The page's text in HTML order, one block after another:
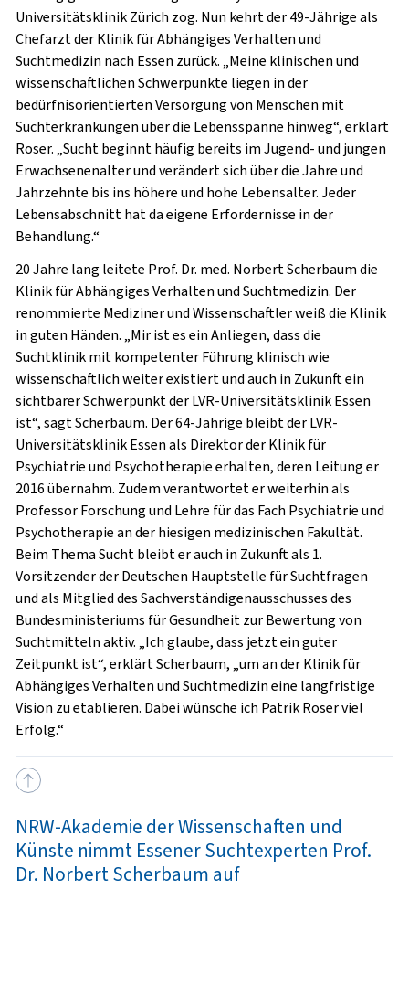
Universitätsklinik Zürich zog. Nun kehrt der 49-Jährige als
Chefarzt der Klinik für Abhängiges Verhalten und
Suchtmedizin nach Essen zurück. „Meine klinischen und
wissenschaftlichen Schwerpunkte liegen in der
bedürfnisorientierten Versorgung von Menschen mit
Suchterkrankungen über die Lebensspanne hinweg“, erklärt
Roser. „Sucht beginnt häufig bereits im Jugend- und jungen
Erwachsenenalter und verändert sich über die Jahre und
Jahrzehnte bis ins höhere und hohe Lebensalter. Jeder
Lebensabschnitt hat da eigene Erfordernisse in der
Behandlung.“
20 Jahre lang leitete Prof. Dr. med. Norbert Scherbaum die
Klinik für Abhängiges Verhalten und Suchtmedizin. Der
renommierte Mediziner und Wissenschaftler weiß die Klinik
in guten Händen. „Mir ist es ein Anliegen, dass die
Suchtklinik mit kompetenter Führung klinisch wie
wissenschaftlich weiter existiert und auch in Zukunft ein
sichtbarer Schwerpunkt der LVR-Universitätsklinik Essen
ist“, sagt Scherbaum. Der 64-Jährige bleibt der LVR-
Universitätsklinik Essen als Direktor der Klinik für
Psychiatrie und Psychotherapie erhalten, deren Leitung er
2016 übernahm. Zudem verantwortet er weiterhin als
Professor Forschung und Lehre für das Fach Psychiatrie und
Psychotherapie an der hiesigen medizinischen Fakultät.
Beim Thema Sucht bleibt er auch in Zukunft als 1.
Vorsitzender der Deutschen Hauptstelle für Suchtfragen
und als Mitglied des Sachverständigenausschusses des
Bundesministeriums für Gesundheit zur Bewertung von
Suchtmitteln aktiv. „Ich glaube, dass jetzt ein guter
Zeitpunkt ist“, erklärt Scherbaum, „um an der Klinik für
Abhängiges Verhalten und Suchtmedizin eine langfristige
Vision zu etablieren. Dabei wünsche ich Patrik Roser viel
Erfolg.“
NRW-Akademie der Wissenschaften und
Künste nimmt Essener Suchtexperten Prof.
Dr. Norbert Scherbaum auf